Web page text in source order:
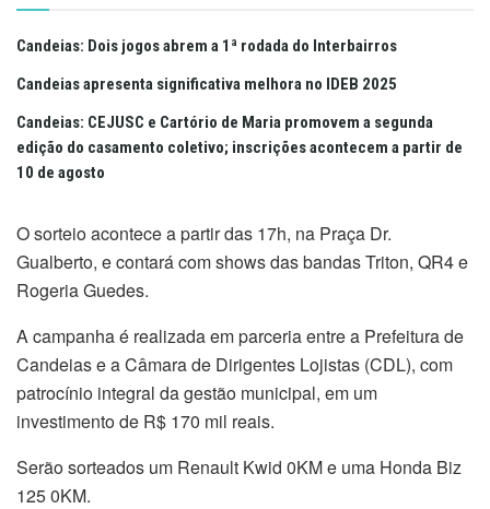
Candeias: Dois jogos abrem a 1ª rodada do Interbairros
Candeias apresenta significativa melhora no IDEB 2025
Candeias: CEJUSC e Cartório de Maria promovem a segunda
edição do casamento coletivo; inscrições acontecem a partir de
10 de agosto
O sorteio acontece a partir das 17h, na Praça Dr.
Gualberto, e contará com shows das bandas Triton, QR4 e
Rogeria Guedes.
A campanha é realizada em parceria entre a Prefeitura de
Candeias e a Câmara de Dirigentes Lojistas (CDL), com
patrocínio integral da gestão municipal, em um
investimento de R$ 170 mil reais.
Serão sorteados um Renault Kwid 0KM e uma Honda Biz
125 0KM.